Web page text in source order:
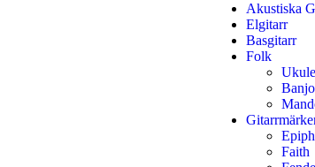
Akustiska
Elgitarr
Basgitarr
Folk
Banjo
Faith